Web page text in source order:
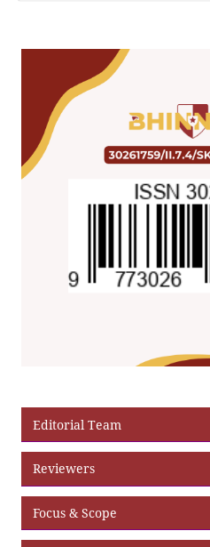
Editorial Team
Reviewers
Focus & Scope